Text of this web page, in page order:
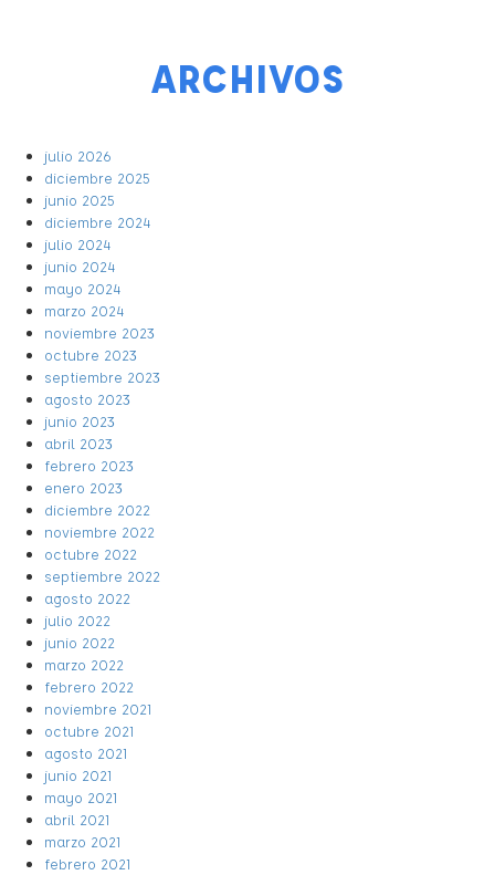
ARCHIVOS
julio 2026
diciembre 2025
junio 2025
diciembre 2024
julio 2024
junio 2024
mayo 2024
marzo 2024
noviembre 2023
octubre 2023
septiembre 2023
agosto 2023
junio 2023
abril 2023
febrero 2023
enero 2023
diciembre 2022
noviembre 2022
octubre 2022
septiembre 2022
agosto 2022
julio 2022
junio 2022
marzo 2022
febrero 2022
noviembre 2021
octubre 2021
agosto 2021
junio 2021
mayo 2021
abril 2021
marzo 2021
febrero 2021